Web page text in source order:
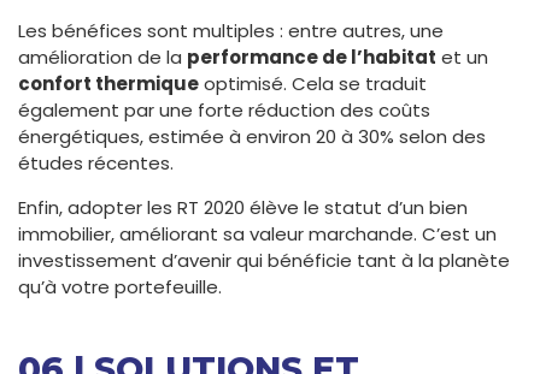
Les bénéfices sont multiples : entre autres, une
amélioration de la performance de l’habitat et un
confort thermiqueoptimisé. Cela se traduit
également par une forte réduction des coûts
énergétiques, estimée à environ 20 à 30% selon des
études récentes.
Enfin, adopter les RT 2020 élève le statut d’un bien
immobilier, améliorant sa valeur marchande. C’est un
investissement d’avenir qui bénéficie tant à la planète
qu’à votre portefeuille.